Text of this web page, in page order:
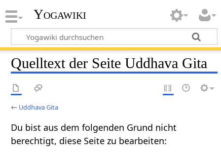
Yogawiki
Quelltext der Seite Uddhava Gita
← Uddhava Gita
Du bist aus dem folgenden Grund nicht
berechtigt, diese Seite zu bearbeiten: